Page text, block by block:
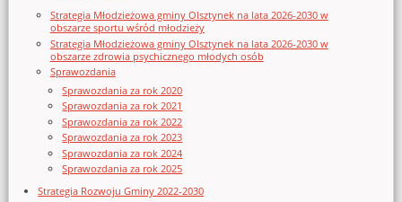
Strategia Młodzieżowa gminy Olsztynek na lata 2026-2030 w
obszarze sportu wśród młodzieży
Strategia Młodzieżowa gminy Olsztynek na lata 2026-2030 w
obszarze zdrowia psychicznego młodych osób
Sprawozdania
Sprawozdania za rok 2020
Sprawozdania za rok 2021
Sprawozdania za rok 2022
Sprawozdania za rok 2023
Sprawozdania za rok 2024
Sprawozdania za rok 2025
Strategia Rozwoju Gminy 2022-2030